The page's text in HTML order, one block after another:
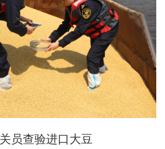
员查验进口大豆